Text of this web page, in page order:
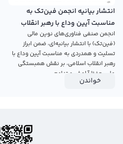
انتشار بیانیه انجمن فین‌تک به
مناسبت آیین وداع با رهبر انقلاب
اسلامی
انجمن صنفی فناوری‌های نوین مالی
(فین‌تک) با انتشار بیانیه‌ای، ضمن ابراز
تسلیت و همدردی به مناسبت آیین وداع با
رهبر انقلاب اسلامی، بر نقش همبستگی
ملی، حفظ آرامش و تداوم...
خواندن